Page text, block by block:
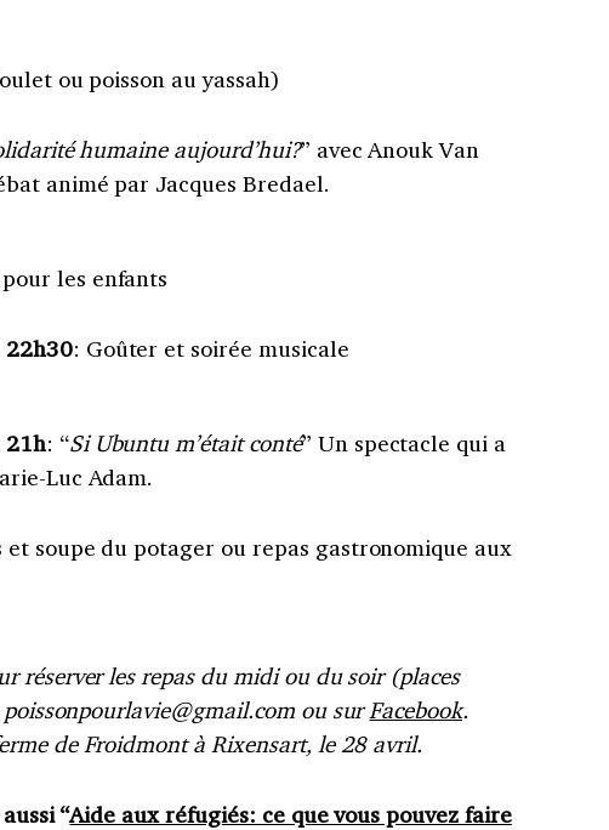
ou poisson au yassah)
humaine aujourd’hui?” avec Anouk Van
animé par Jacques Bredael.
les enfants
22h30: Goûter et soirée musicale
21h: “Si Ubuntu m’était conté” Un spectacle qui a
Luc Adam.
soupe du potager ou repas gastronomique aux
réserver les repas du midi ou du soir (places
ou surFacebook.
de Froidmont à Rixensart, le 28 avril.
“Aide aux réfugiés: ce que vous pouvez faire